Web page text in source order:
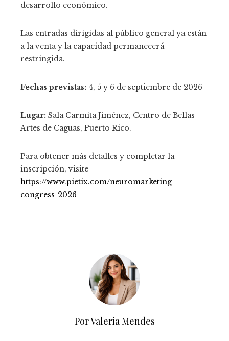
desarrollo económico.
Las entradas dirigidas al público general ya están
a la venta y la capacidad permanecerá
restringida.
Fechas previstas: 4, 5 y 6 de septiembre de 2026
Lugar: Sala Carmita Jiménez, Centro de Bellas
Artes de Caguas, Puerto Rico.
Para obtener más detalles y completar la
inscripción, visite
https://www.pietix.com/neuromarketing-
congress-2026
Por Valeria Mendes